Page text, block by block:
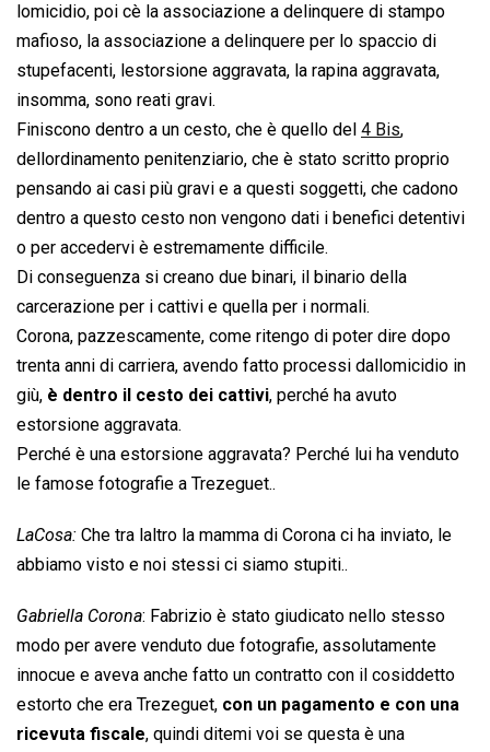
lomicidio, poi cè la associazione a delinquere di stampo
mafioso, la associazione a delinquere per lo spaccio di
stupefacenti, lestorsione aggravata, la rapina aggravata,
insomma, sono reati gravi.
Finiscono dentro a un cesto, che è quello del 4 Bis,
dellordinamento penitenziario, che è stato scritto proprio
pensando ai casi più gravi e a questi soggetti, che cadono
dentro a questo cesto non vengono dati i benefici detentivi
o per accedervi è estremamente difficile.
Di conseguenza si creano due binari, il binario della
carcerazione per i cattivi e quella per i normali.
Corona, pazzescamente, come ritengo di poter dire dopo
trenta anni di carriera, avendo fatto processi dallomicidio in
giù, è dentro il cesto dei cattivi, perché ha avuto
estorsione aggravata.
Perché è una estorsione aggravata? Perché lui ha venduto
le famose fotografie a Trezeguet..
LaCosa: Che tra laltro la mamma di Corona ci ha inviato, le
abbiamo visto e noi stessi ci siamo stupiti..
Gabriella Corona: Fabrizio è stato giudicato nello stesso
modo per avere venduto due fotografie, assolutamente
innocue e aveva anche fatto un contratto con il cosiddetto
estorto che era Trezeguet, con un pagamento e con una
ricevuta fiscale, quindi ditemi voi se questa è una